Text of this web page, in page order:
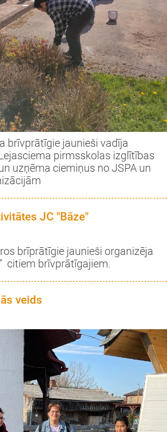
brīvprātīgie jaunieši vadīja
pirmsskolas izglītības
uzņēma ciemiņus no JSPA un
JC "Bāze"
brīprātīgie jaunieši organizēja
citiem brīvprātīgajiem.
veids